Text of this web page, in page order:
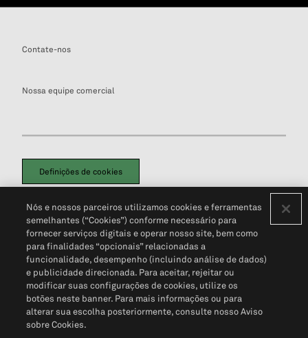
Contate-nos
Nossa equipe comercial
Definições de cookies
Política de PrivacidadePortal de privacidade do cliente (em inglês)
Não Venda Minhas Informações Pessoais© 2026 S&P Global
Nós e nossos parceiros utilizamos cookies e ferramentas
semelhantes (“Cookies”) conforme necessário para
fornecer serviços digitais e operar nosso site, bem como
para finalidades “opcionais” relacionadas a
funcionalidade, desempenho (incluindo análise de dados)
e publicidade direcionada. Para aceitar, rejeitar ou
modificar suas configurações de cookies, utilize os
botões neste banner. Para mais informações ou para
alterar sua escolha posteriormente, consulte nosso Aviso
sobre Cookies.